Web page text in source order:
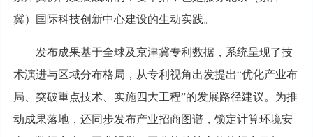
冀）国际科技创新中心建设的生动实践。
发布成果基于全球及京津冀专利数据，系统呈现了技
术演进与区域分布格局，从专利视角出发提出“优化产业布
局、突破重点技术、实施四大工程”的发展路径建议。为推
动成果落地，还同步发布产业招商图谱，锁定计算环境安